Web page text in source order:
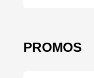
PROMOS